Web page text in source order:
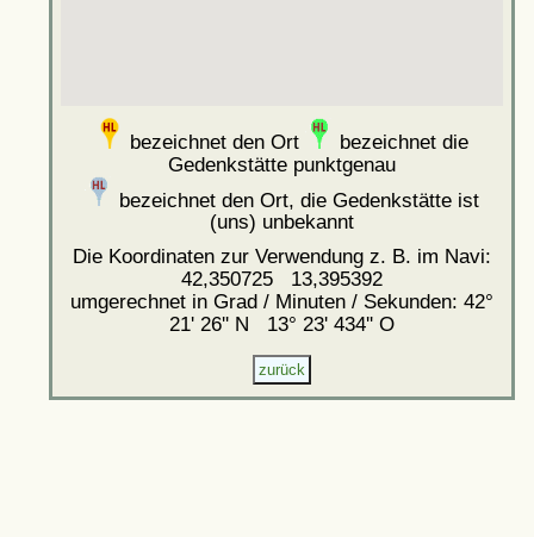
bezeichnet den Ort
bezeichnet die
Gedenkstätte punktgenau
bezeichnet den Ort, die Gedenkstätte ist
(uns) unbekannt
Die Koordinaten zur Verwendung z. B. im Navi:
42,350725 13,395392
umgerechnet in Grad / Minuten / Sekunden: 42°
21' 26'' N 13° 23' 434'' O